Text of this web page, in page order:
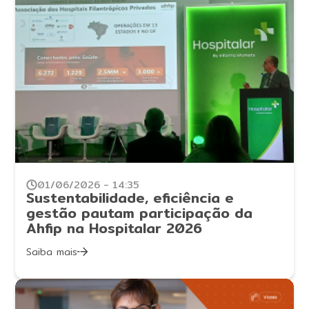
01/06/2026 - 14:35
Sustentabilidade, eficiência e
gestão pautam participação da
Ahfip na Hospitalar 2026
Saiba mais